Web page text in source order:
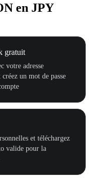
en JPY
gratuit
votre adresse
un mot de passe
et téléchargez
valide pour la